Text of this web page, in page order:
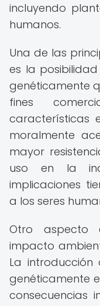
incluyendo
humanos.
Una de las
es la
genéticamente
fines
características
moralmente
mayor
uso en la
implicaciones
a los seres
Otro aspecto
impacto
La introducción
genéticamente
consecuencias